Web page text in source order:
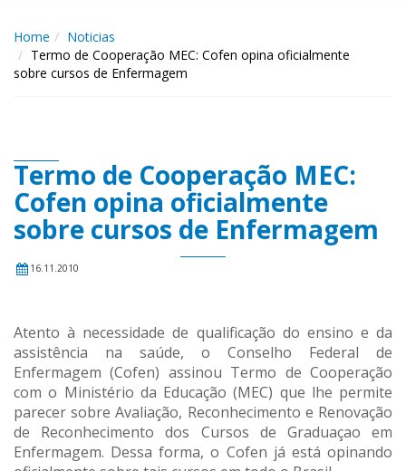
Home
Noticias
Termo de Cooperação MEC: Cofen opina oficialmente
sobre cursos de Enfermagem
Termo de Cooperação MEC:
Cofen opina oficialmente
sobre cursos de Enfermagem
16.11.2010
Atento à necessidade de qualificação do ensino e da
assistência na saúde, o Conselho Federal de
Enfermagem (Cofen) assinou Termo de Cooperação
com o Ministério da Educação (MEC) que lhe permite
parecer sobre Avaliação, Reconhecimento e Renovação
de Reconhecimento dos Cursos de Graduaçao em
Enfermagem. Dessa forma, o Cofen já está opinando